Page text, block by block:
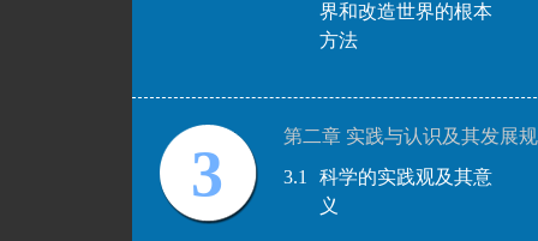
界和改造世界的根本
方法
3
第二章 实践与认识及其发展
3.1
科学的实践观及其意
义